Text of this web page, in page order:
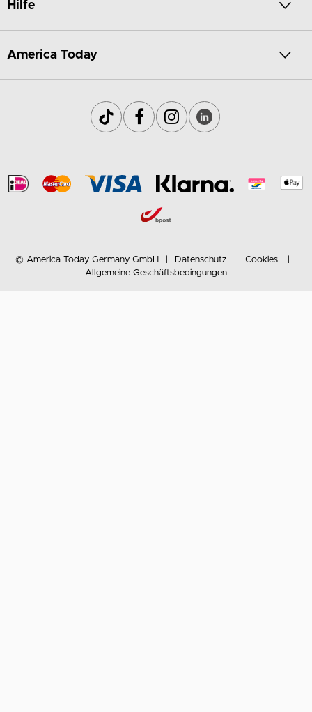
Hilfe
America Today
© America Today Germany GmbH Datenschutz
Cookies
Allgemeine Geschäftsbedingungen